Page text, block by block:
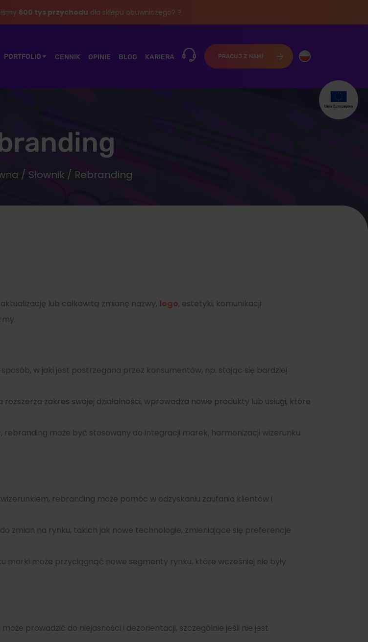
600 tys przychodu dla sklepu obuwniczego? ?
PORTFOLIO CENNIK OPINIE BLOG KARIERA PRACUJ Z NAMI
/ Słownik / Rebranding
lub całkowitą zmianę nazwy, logo, estetyki, komunikacji
w jaki jest postrzegana przez konsumentów, np. stając się bardziej
rozszerza zakres swojej działalności, wprowadza nowe produkty lub usługi, które
rebranding może być stosowany do integracji marek, harmonizacji wizerunku
rebranding może pomóc w odzyskaniu zaufania klientów i
zmian na rynku, takich jak nowe technologie, zmieniające się preferencje
marki może przyciągnąć nowe segmenty rynku, które wcześniej nie były
prowadzić do niejasności i dezorientacji, szczególnie jeśli nie jest